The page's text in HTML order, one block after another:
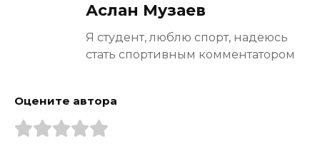
Аслан Музаев
Я студент, люблю спорт, надеюсь
стать спортивным комментатором
Оцените автора